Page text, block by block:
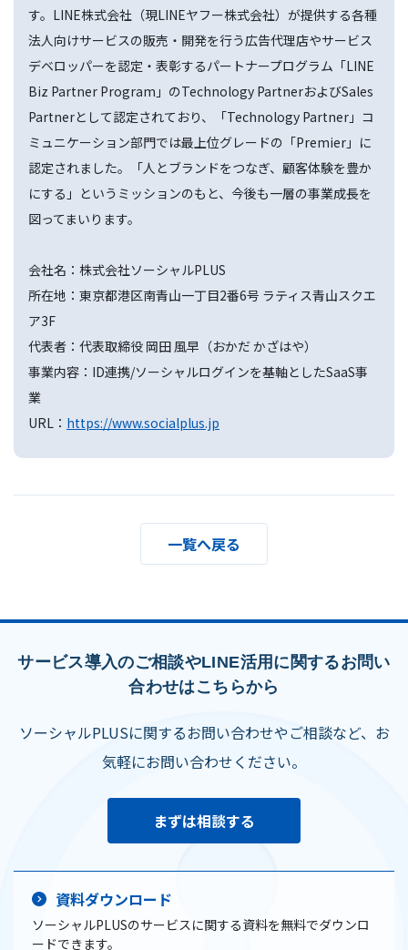
す。LINE株式会社（現LINEヤフー株式会社）が提供する各種
法人向けサービスの販売・開発を行う広告代理店やサービス
デベロッパーを認定・表彰するパートナープログラム「LINE
Biz Partner Program」のTechnology PartnerおよびSales
Partnerとして認定されており、「Technology Partner」コ
ミュニケーション部門では最上位グレードの「Premier」に
認定されました。「人とブランドをつなぎ、顧客体験を豊か
にする」というミッションのもと、今後も一層の事業成長を
図ってまいります。
会社名：株式会社ソーシャルPLUS
所在地：東京都港区南青山一丁目2番6号 ラティス青山スクエ
ア3F
代表者：代表取締役 岡田 風早（おかだ かざはや）
事業内容：ID連携/ソーシャルログインを基軸としたSaaS事
業
URL： https://www.socialplus.jp
一覧へ戻る
サービス導入のご相談やLINE活用に関するお問い
合わせはこちらから
ソーシャルPLUSに関するお問い合わせやご相談など、お
気軽にお問い合わせください。
まずは相談する
資料ダウンロード
ソーシャルPLUSのサービスに関する資料を無料でダウンロ
ードできます。